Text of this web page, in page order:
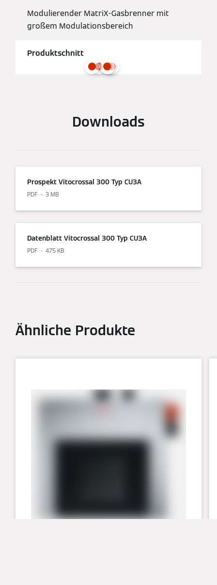
Modulierender MatriX-Gasbrenner mit
großem Modulationsbereich
Produktschnitt
Downloads
Prospekt Vitocrossal 300 Typ CU3A
PDF 3 MB
Datenblatt Vitocrossal 300 Typ CU3A
PDF 475 KB
Ähnliche Produkte